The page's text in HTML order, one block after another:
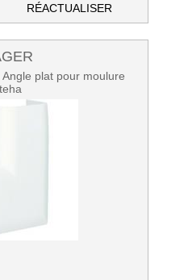
RÉACTUALISER
plat pour moulure